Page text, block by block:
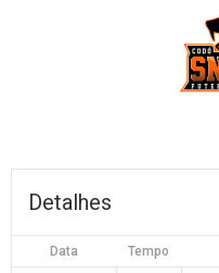
Detalhes
Data Tempo